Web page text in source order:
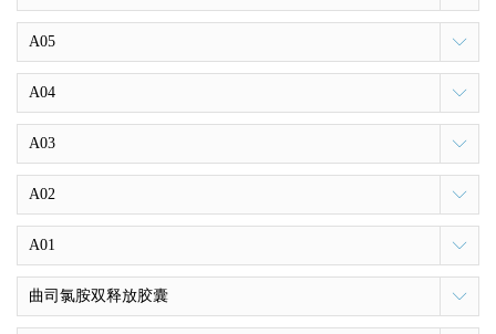
A05
A04
A03
A02
A01
曲司氯胺双释放胶囊